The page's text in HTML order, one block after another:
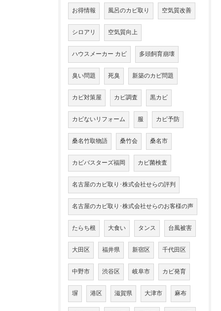
お得情報 風呂のカビ取り 空気質改善
シロアリ 空気質向上
ハウスメーカー カビ 多頭飼育崩壊
臭い問題 死臭 新築のカビ問題
カビ対策屋 カビ調査 黒カビ
カビないリフォーム 服 カビ予防
桑名竹取物語 桑竹会 桑名市
カビバスターズ福岡 カビ菌検査
名古屋のカビ取り･株式会社せらの評判
名古屋のカビ取り･株式会社せらのお客様の声
たらち根 大食い タンス 台風被害
大田区 福井県 新宿区 千代田区
中野市 渋谷区 岐阜市 カビ発育
塀 港区 滋賀県 大津市 麻布